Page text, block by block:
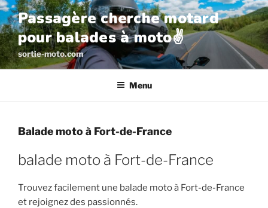
Aller
au
contenu
principal
Passagère cherche motard
pour balades à moto✌️
sortie-moto.com
Menu
Balade moto à Fort-de-France
balade moto à Fort-de-France
Trouvez facilement une balade moto à Fort-de-France
et rejoignez des passionnés.